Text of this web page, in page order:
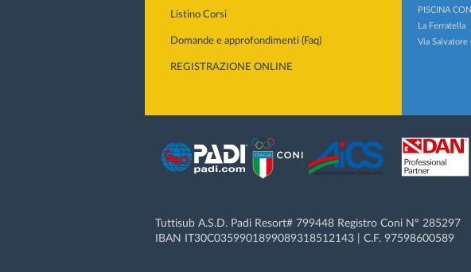
Listino Corsi
Domande e approfondimenti (Faq)
REGISTRAZIONE ONLINE
PISCINA
La Ferratella
Via Salvatore
Tuttisub A.S.D. Padi Resort# 799448 Registro Coni N° 285297
IBAN IT30C0359901899089318512143 | C.F. 97598600589